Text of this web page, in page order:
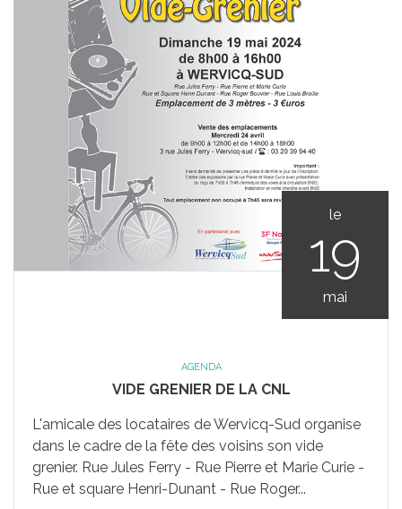
le
19
mai
AGENDA
VIDE GRENIER DE LA CNL
L'amicale des locataires de Wervicq-Sud organise
dans le cadre de la fête des voisins son vide
grenier. Rue Jules Ferry - Rue Pierre et Marie Curie -
Rue et square Henri-Dunant - Rue Roger...